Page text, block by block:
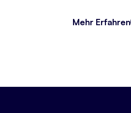
Mehr Erfahren